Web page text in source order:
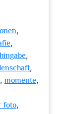
,
,
hingabe,
,
, momente,
foto,